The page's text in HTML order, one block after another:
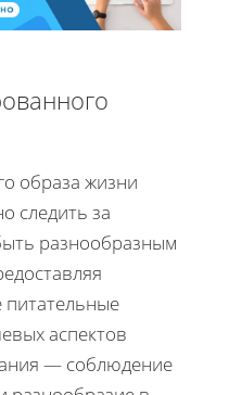
образа жизни
следить за
разнообразным
аспектов
— соблюдение